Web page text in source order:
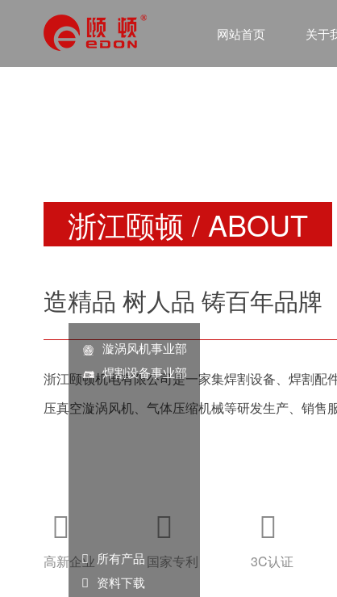
网站首页 关于
漩涡风机事业部
焊割设备事业部

所有产品
 资料下载
浙江颐顿 / ABOUT
造精品 树人品 铸百年品牌
浙江颐顿机电有限公司是一家集焊割设备、焊割配
压真空漩涡风机、气体压缩机械等研发生产、销售
金属切割及焊接设备与上、下游成套配件，以及泵
品牌战略、技术创新及技术研发投入与知识产权保
创新环境，活跃创新思维和文化氛围，已拥有10

高新企业

国家专利

3C认证